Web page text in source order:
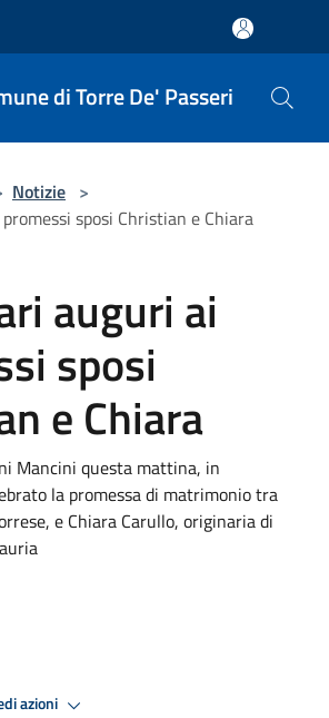
di Torre De' Passeri
Notizie >
sposi Christian e Chiara
auguri ai
sposi
e Chiara
Mancini questa mattina, in
la promessa di matrimonio tra
e Chiara Carullo, originaria di
azioni